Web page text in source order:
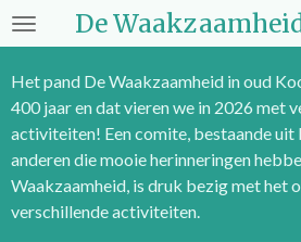
Ga
direct
naar
de
hoofdinhoud
De
Het pand De Waakzaamheid in oud
400 jaar en dat vieren we in 2026 met
activiteiten! Een comite, bestaande uit
anderen die mooie herinneringen
Waakzaamheid, is druk bezig met het
verschillende activiteiten.